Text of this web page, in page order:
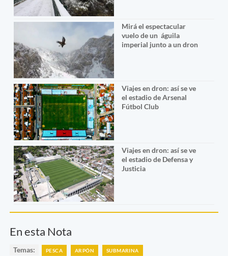
Mirá el espectacular
vuelo de un águila
imperial junto a un dron
Viajes en dron: así se ve
el estadio de Arsenal
Fútbol Club
Viajes en dron: así se ve
el estadio de Defensa y
Justicia
En esta Nota
Temas: PESCA ARPÓN SUBMARINA